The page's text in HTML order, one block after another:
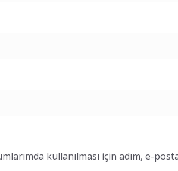
kullanılması için adım, e-